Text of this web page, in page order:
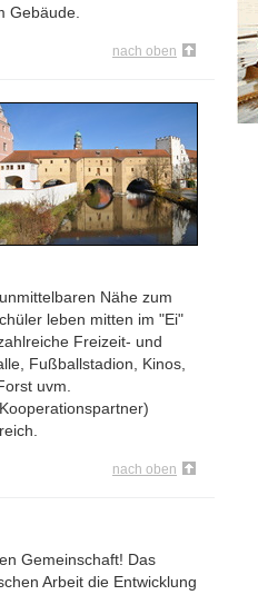
Gebäude.
nach oben
Nähe zum
leben mitten im "Ei"
Freizeit- und
Fußballstadion, Kinos,
uvm.
nach oben
Gemeinschaft! Das
Arbeit die Entwicklung